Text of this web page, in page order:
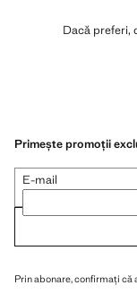
Dacă preferi,
Primește promoții
E-mail
Prin abonare, confirmați că